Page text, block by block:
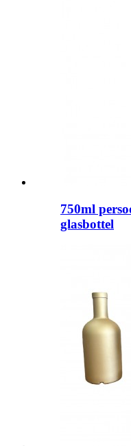
750ml
glasbottel